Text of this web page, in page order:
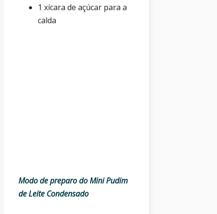
1 xícara de açúcar para a
calda
Modo de preparo do Mini Pudim
de Leite Condensado